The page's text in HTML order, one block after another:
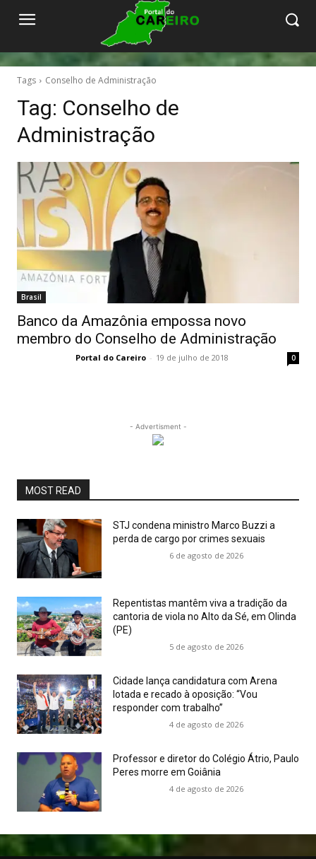
Tags Conselho de Administração
Tag: Conselho de
Administração
Brasil
Banco da Amazônia empossa novo
membro do Conselho de Administração
Portal do Careiro - 19 de julho de 2018 0
- Advertisment -
MOST READ
STJ condena ministro Marco Buzzi a
perda de cargo por crimes sexuais
6 de agosto de 2026
Repentistas mantêm viva a tradição da
cantoria de viola no Alto da Sé, em Olinda
(PE)
5 de agosto de 2026
Cidade lança candidatura com Arena
lotada e recado à oposição: “Vou
responder com trabalho”
4 de agosto de 2026
Professor e diretor do Colégio Átrio, Paulo
Peres morre em Goiânia
4 de agosto de 2026